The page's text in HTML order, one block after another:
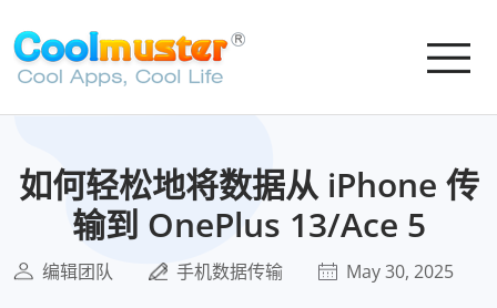
如何轻松地将数据从 iPhone 传
输到 OnePlus 13/Ace 5
编辑团队 手机数据传输 May 30, 2025